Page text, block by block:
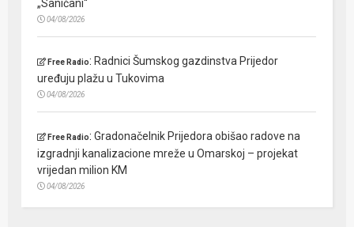
„Saničani“
04/08/2026
Free Radio: Radnici Šumskog gazdinstva Prijedor
uređuju plažu u Tukovima
04/08/2026
Free Radio:Gradonačelnik Prijedora obišao radove na
izgradnji kanalizacione mreže u Omarskoj – projekat
vrijedan milion KM
04/08/2026